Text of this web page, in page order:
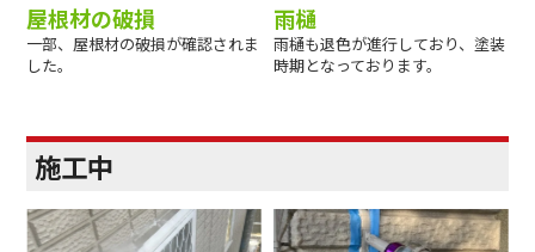
屋根材の破損
一部、屋根材の破損が確認されま
した。
雨樋
雨樋も退色が進行しており、塗装
時期となっております。
施工中